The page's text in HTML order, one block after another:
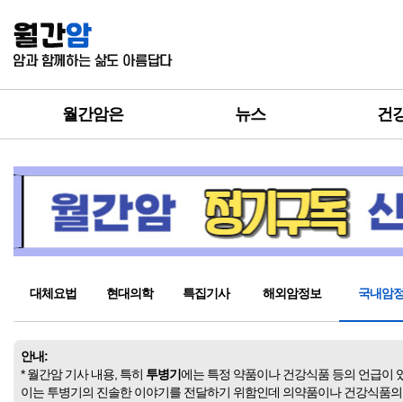
월간암은 뉴스 건
대체요법 현대의학 특집기사 해외암정보 국내암
안내:
* 월간암 기사 내용, 특히 투병기 에는 특정 약품이나 건강식품 등의 언급이
이는 투병기의 진솔한 이야기를 전달하기 위함인데 의약품이나 건강식품